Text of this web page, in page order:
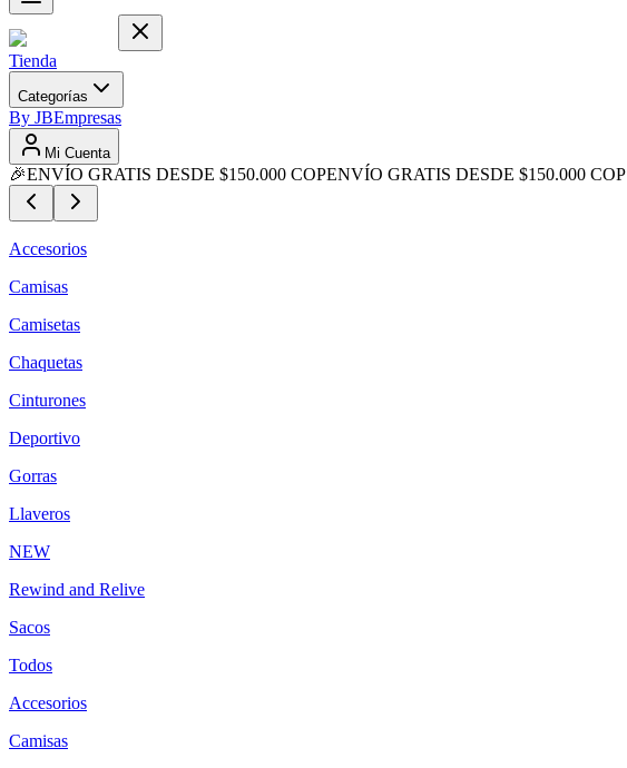
Tienda
Categorías
By JBEmpresas
Mi Cuenta
🎉ENVÍO GRATIS DESDE $150.000 COPENVÍO GRATIS DESDE $150.000 COP
Accesorios
Camisas
Camisetas
Chaquetas
Cinturones
Deportivo
Gorras
Llaveros
NEW
Rewind and Relive
Sacos
Todos
Accesorios
Camisas